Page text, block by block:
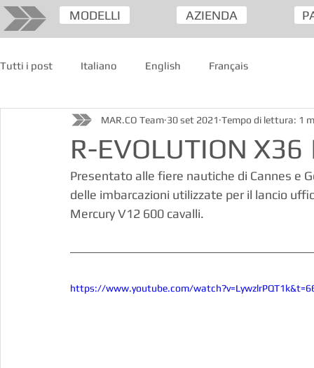
MODELLI AZIENDA
Tutti i post Italiano English Français
R-EVOLUTION
MAR.CO Team 30 set 2021 Tempo di lettura: 1
Presentato alle fiere nautiche di Cannes e
delle imbarcazioni utilizzate per il lancio
Mercury V12 600 cavalli.
https://www.youtube.com/